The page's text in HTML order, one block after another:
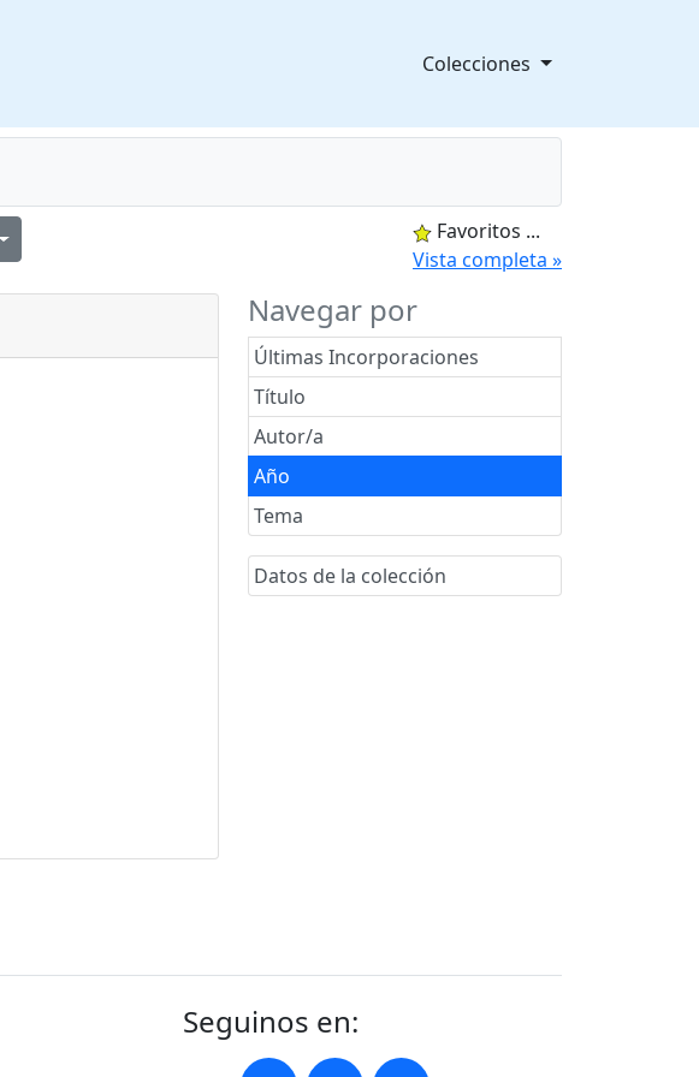
Colecciones
Alternar menú desplegable
Favoritos ...
Vista completa »
Navegar por
Últimas Incorporaciones
Título
Autor/a
Año
Tema
Datos de la colección
Seguinos en: